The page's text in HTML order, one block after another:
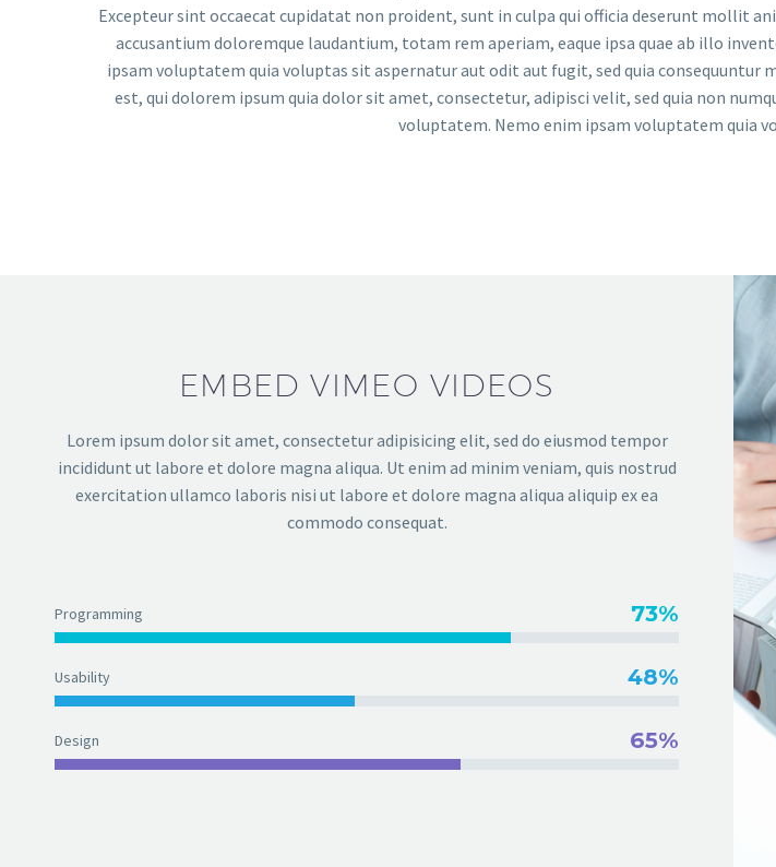
Excepteur sint occaecat cupidatat non proident, sunt in culpa qui officia deserunt mollit
accusantium doloremque laudantium, totam rem aperiam, eaque ipsa quae ab illo
ipsam voluptatem quia voluptas sit aspernatur aut odit aut fugit, sed quia consequuntur
est, qui dolorem ipsum quia dolor sit amet, consectetur, adipisci velit, sed quia non
voluptatem. Nemo enim ipsam voluptatem quia
EMBED VIMEO VIDEOS
Lorem ipsum dolor sit amet, consectetur adipisicing elit, sed do eiusmod tempor
incididunt ut labore et dolore magna aliqua. Ut enim ad minim veniam, quis nostrud
exercitation ullamco laboris nisi ut labore et dolore magna aliqua aliquip ex ea
commodo consequat.
Programming 73%
Usability 48%
Design 65%